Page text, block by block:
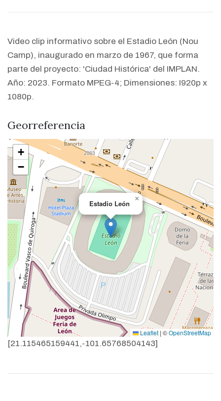
Video clip informativo sobre el Estadio León (Nou
Camp), inaugurado en marzo de 1967, que forma
parte del proyecto: 'Ciudad Histórica' del IMPLAN.
Año: 2023. Formato MPEG-4; Dimensiones: I920p x
1080p.
Georreferencia
Estadio León
×
+
−
Leaflet |©OpenStreetMap
[21.115465159441,-101.65768504143]